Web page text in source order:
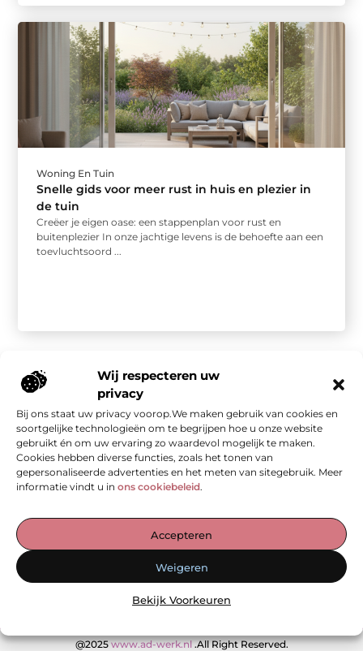
Wij respecteren uw
privacy
Bij ons staat uw privacy voorop.We maken gebruik van cookies en
soortgelijke technologieën om te begrijpen hoe u onze website
gebruikt én om uw ervaring zo waardevol mogelijk te maken.
Cookies hebben diverse functies, zoals het tonen van
gepersonaliseerde advertenties en het meten van sitegebruik. Meer
informatie vindt u in ons cookiebeleid.
Accepteren
Weigeren
Bekijk Voorkeuren
Woning En Tuin
Snelle gids voor meer rust in huis en plezier in
de tuin
Creëer je eigen oase: een stappenplan voor rust en
buitenplezier In onze jachtige levens is de behoefte aan een
toevluchtsoord ...
De Verzamelplaats voor Blogs en Inzichten
— Ontdek inspirerende verhalen, praktische tips en waardevolle
artikelen, allemaal op één plek. Begin jouw leesreis vandaag op
@2025www.ad-werk.nl.All Right Reserved.
Onze informatie